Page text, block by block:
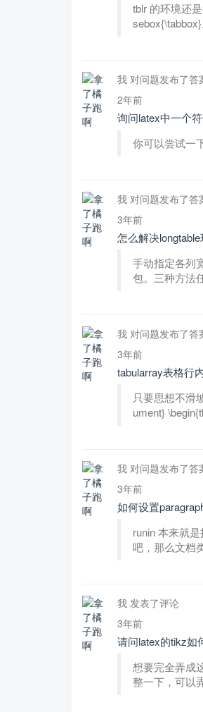
tblr 的环境还
我 对问题发布了答
2年前
询问latex中一个符
你可以尝试一
我 对问题发布了答
3年前
怎么解决
手动指定各列
包。三种方法
我 对问题发布了答
3年前
tabularray表格行
只要思想不滑
ument}
我 对问题发布了答
3年前
如何设置
runin 本来就
吧，那么文档
我 发表了评论
3年前
请问latex的tikz如
想要完全弄成
整一下，可以